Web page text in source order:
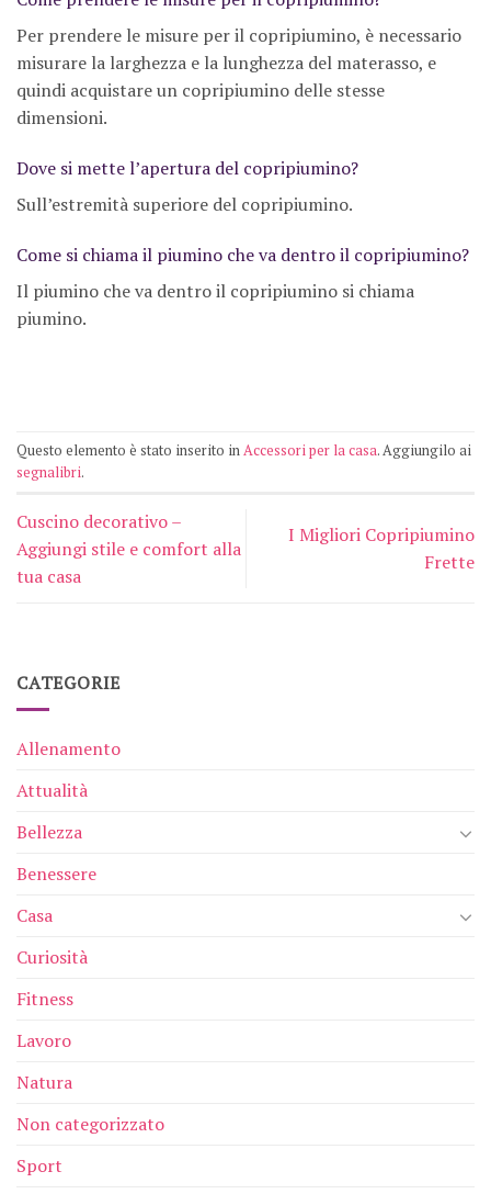
Per prendere le misure per il copripiumino, è necessario
misurare la larghezza e la lunghezza del materasso, e
quindi acquistare un copripiumino delle stesse
dimensioni.
Dove si mette l’apertura del copripiumino?
Sull’estremità superiore del copripiumino.
Come si chiama il piumino che va dentro il copripiumino?
Il piumino che va dentro il copripiumino si chiama
piumino.
Questo elemento è stato inserito inAccessori per la casa. Aggiungilo ai
segnalibri.
Cuscino decorativo –
Aggiungi stile e comfort alla
tua casa
I Migliori Copripiumino
Frette
CATEGORIE
Allenamento
Attualità
Bellezza
Benessere
Casa
Curiosità
Fitness
Lavoro
Natura
Non categorizzato
Sport